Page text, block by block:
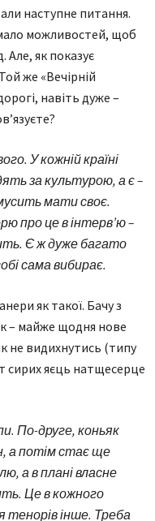
наступне питання.
можливостей, щоб
Але, як показує
же «Вечірній
навіть дуже –
У кожній країні
за культурою, а є –
мати своє.
про це в інтерв’ю –
Є ж дуже багато
сама вибирає.
як такої. Бачу з
– майже щодня нове
не видихнутись (типу
сирих яєць натщесерце
По-друге, коньяк
а потім стає ще
а в плані власне
Це в кожного
тенорів інше. Треба